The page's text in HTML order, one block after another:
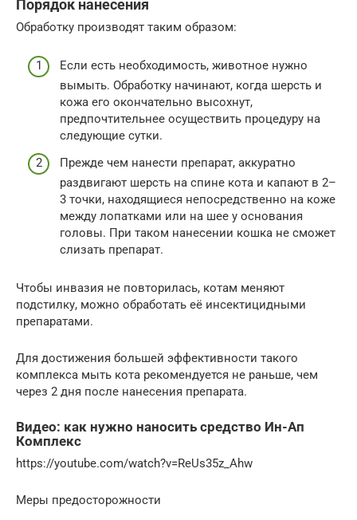
Порядок нанесения
Обработку производят таким образом:
Если есть необходимость, животное нужно
вымыть. Обработку начинают, когда шерсть и
кожа его окончательно высохнут,
предпочтительнее осуществить процедуру на
следующие сутки.
Прежде чем нанести препарат, аккуратно
раздвигают шерсть на спине кота и капают в 2–
3 точки, находящиеся непосредственно на коже
между лопатками или на шее у основания
головы. При таком нанесении кошка не сможет
слизать препарат.
Чтобы инвазия не повторилась, котам меняют
подстилку, можно обработать её инсектицидными
препаратами.
Для достижения большей эффективности такого
комплекса мыть кота рекомендуется не раньше, чем
через 2 дня после нанесения препарата.
Видео: как нужно наносить средство Ин-Ап
Комплекс
https://youtube.com/watch?v=ReUs35z_Ahw
Меры предосторожности